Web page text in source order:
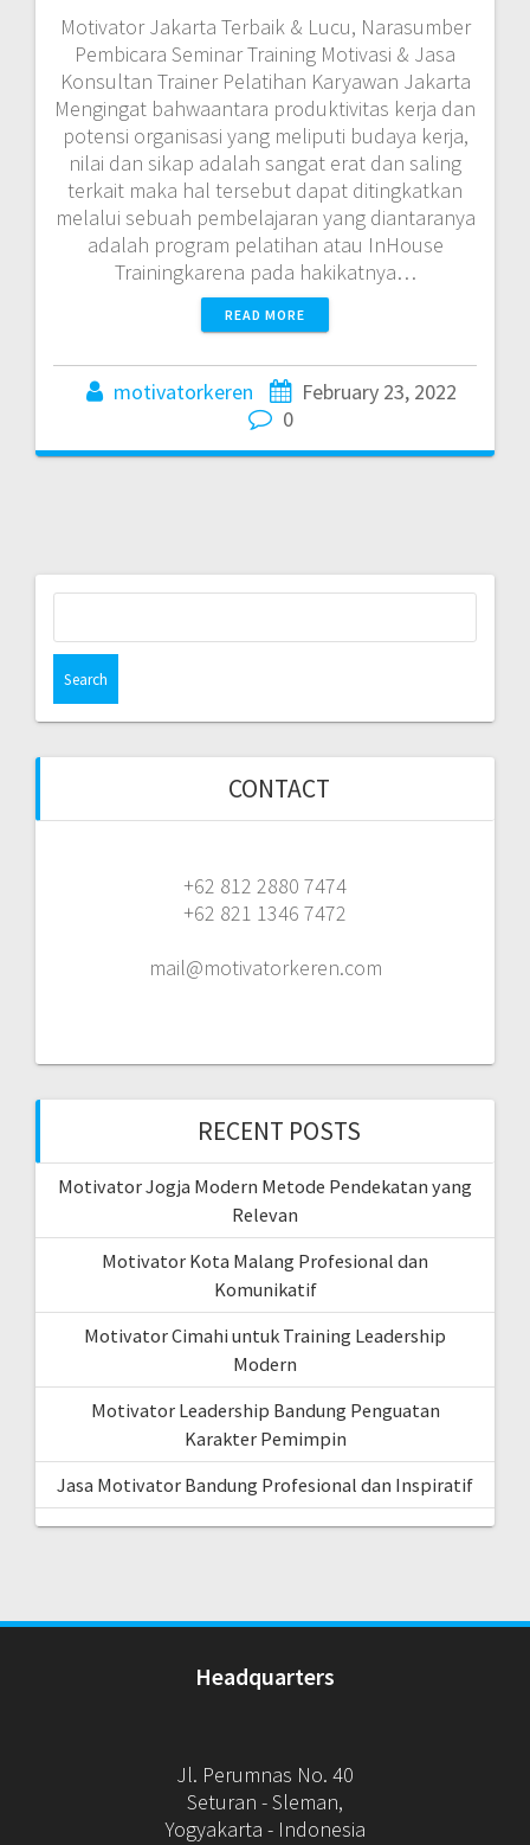
Motivator Jakarta Terbaik & Lucu, Narasumber
Pembicara Seminar Training Motivasi & Jasa
Konsultan Trainer Pelatihan Karyawan Jakarta
Mengingat bahwaantara produktivitas kerja dan
potensi organisasi yang meliputi budaya kerja,
nilai dan sikap adalah sangat erat dan saling
terkait maka hal tersebut dapat ditingkatkan
melalui sebuah pembelajaran yang diantaranya
adalah program pelatihan atau InHouse
Trainingkarena pada hakikatnya…
READ MORE
motivatorkeren
February 23, 2022
0
CONTACT
+62 812 2880 7474
+62 821 1346 7472
mail@motivatorkeren.com
RECENT POSTS
Motivator Jogja Modern Metode Pendekatan yang
Relevan
Motivator Kota Malang Profesional dan
Komunikatif
Motivator Cimahi untuk Training Leadership
Modern
Motivator Leadership Bandung Penguatan
Karakter Pemimpin
Jasa Motivator Bandung Profesional dan Inspiratif
Headquarters
Jl. Perumnas No. 40
Seturan - Sleman,
Yogyakarta - Indonesia